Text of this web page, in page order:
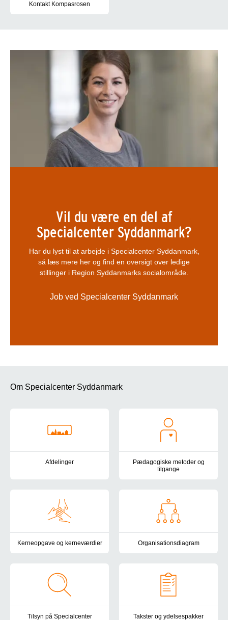
Kontakt Kompasrosen
Vil du være en del af
Specialcenter Syddanmark?
Har du lyst til at arbejde i Specialcenter Syddanmark,
så læs mere her og find en oversigt over ledige
stillinger i Region Syddanmarks socialområde.
Job ved Specialcenter Syddanmark
Om Specialcenter Syddanmark
Afdelinger
Specialcenter Syddanmark har afdelinger i Otterup, Nørre
Pædagogiske metoder og
tilgange
Kerneopgave og kerneværdier Organisationsdiagram
Tilsyn på Specialcenter
Takster og ydelsespakker